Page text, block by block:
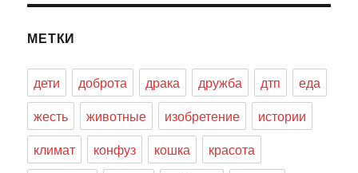
МЕТКИ
дети доброта драка дружба дтп
еда
жесть
животные изобретение
истории
климат
конфуз кошка
красота